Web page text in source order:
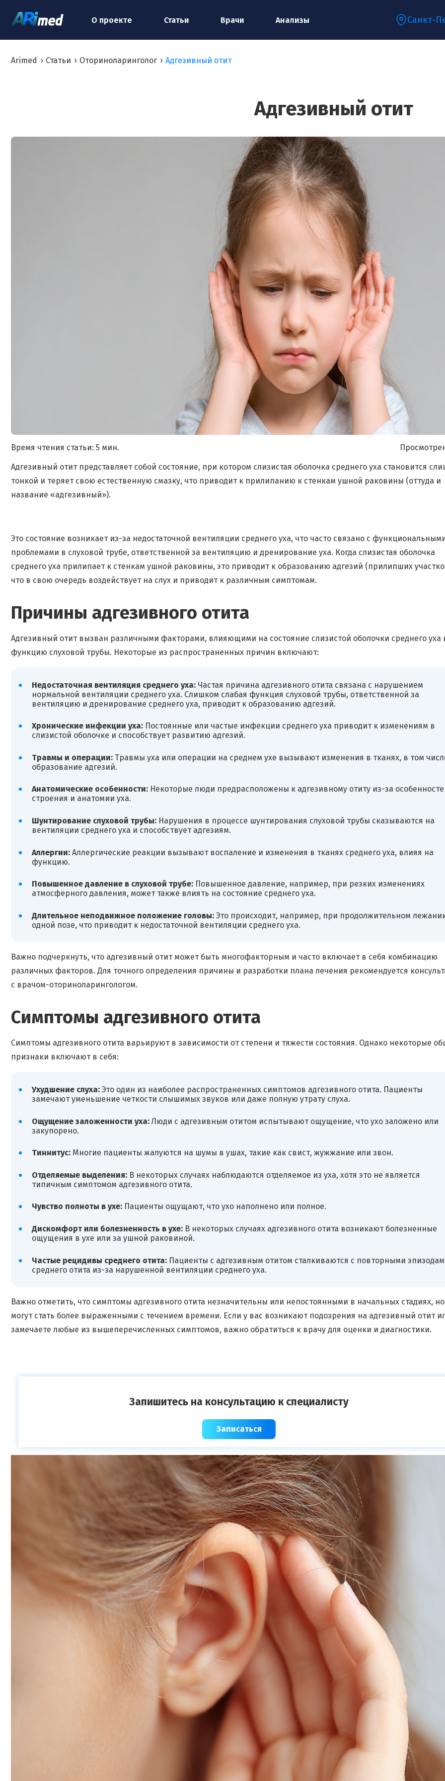
О проекте Статьи Врачи Анализы Санкт-
Arimed › Статьи › Оториноларинголог › Адгезивный отит
Адгезивный отит
Время чтения статьи: 5 мин.
Адгезивный отит представляет собой состояние, при котором слизистая оболочка среднего уха становится
тонкой и теряет свою естественную смазку, что приводит к прилипанию к стенкам ушной раковины (оттуда и
название «адгезивный»).
Это состояние возникает из-за недостаточной вентиляции среднего уха, что часто связано с
проблемами в слуховой трубе, ответственной за вентиляцию и дренирование уха. Когда слизистая оболочка
среднего уха прилипает к стенкам ушной раковины, это приводит к образованию адгезий (прилипших
что в свою очередь воздействует на слух и приводит к различным симптомам.
Причины адгезивного отита
Адгезивный отит вызван различными факторами, влияющими на состояние слизистой оболочки среднего уха
функцию слуховой трубы. Некоторые из распространенных причин включают:
Недостаточная вентиляция среднего уха:Частая причина адгезивного отита связана с нарушением
нормальной вентиляции среднего уха. Слишком слабая функция слуховой трубы, ответственной за
вентиляцию и дренирование среднего уха, приводит к образованию адгезий.
Хронические инфекции уха:Постоянные или частые инфекции среднего уха приводит к изменениям в
слизистой оболочке и способствует развитию адгезий.
Травмы и операции:Травмы уха или операции на среднем ухе вызывают изменения в тканях, в том
образование адгезий.
Анатомические особенности:Некоторые люди предрасположены к адгезивному отиту из-за
строения и анатомии уха.
Шунтирование слуховой трубы:Нарушения в процессе шунтирования слуховой трубы сказываются на
вентиляции среднего уха и способствует адгезиям.
Аллергии:Аллергические реакции вызывают воспаление и изменения в тканях среднего уха, влияя на
функцию.
Повышенное давление в слуховой трубе:Повышенное давление, например, при резких изменениях
атмосферного давления, может также влиять на состояние среднего уха.
Длительное неподвижное положение головы:Это происходит, например, при продолжительном
одной позе, что приводит к недостаточной вентиляции среднего уха.
Важно подчеркнуть, что адгезивный отит может быть многофакторным и часто включает в себя комбинацию
различных факторов. Для точного определения причины и разработки плана лечения рекомендуется
с врачом-оториноларингологом.
Симптомы адгезивного отита
Симптомы адгезивного отита варьируют в зависимости от степени и тяжести состояния. Однако некоторые
признаки включают в себя:
Ухудшение слуха:Это один из наиболее распространенных симптомов адгезивного отита. Пациенты
замечают уменьшение четкости слышимых звуков или даже полную утрату слуха.
Ощущение заложенности уха:Люди с адгезивным отитом испытывают ощущение, что ухо заложено или
закупорено.
Тиннитус:Многие пациенты жалуются на шумы в ушах, такие как свист, жужжание или звон.
Отделяемые выделения:В некоторых случаях наблюдаются отделяемое из уха, хотя это не является
типичным симптомом адгезивного отита.
Чувство полноты в ухе:Пациенты ощущают, что ухо наполнено или полное.
Дискомфорт или болезненность в ухе:В некоторых случаях адгезивного отита возникают болезненные
ощущения в ухе или за ушной раковиной.
Частые рецидивы среднего отита:Пациенты с адгезивным отитом сталкиваются с повторными
среднего отита из-за нарушенной вентиляции среднего уха.
Важно отметить, что симптомы адгезивного отита незначительны или непостоянными в начальных стадиях, но
могут стать более выраженными с течением времени. Если у вас возникают подозрения на адгезивный отит
замечаете любые из вышеперечисленных симптомов, важно обратиться к врачу для оценки и диагностики.
Запишитесь на консультацию к специалисту
Записаться
специалисту
Ваш телефон:*
Ваш e-mail:*
обработку моих персональных данных